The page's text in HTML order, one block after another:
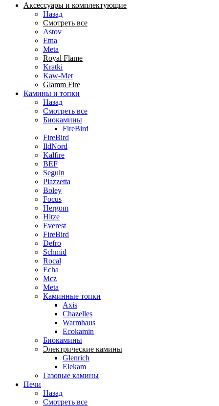
Аксессуары и комплектующие
Назад
Смотреть все
Astov
Etna
Meta
Royal Flame
Kratki
Kaw-Met
Glamm Fire
Камины и топки
Назад
Смотреть все
Биокамины
FireBird
FireBird
IldNord
Kalfire
BEF
Seguin
Piazzetta
Boley
Focus
Hergom
Hitze
Everest
FireBird
Defro
Schmid
Rocal
Echa
Mcz
Meta
Каминные топки
Axis
Chazelles
Warmhaus
Ecokamin
Биокамины
Электрические камины
Glenrich
Elekam
Газовые камины
Печи
Назад
Смотреть все